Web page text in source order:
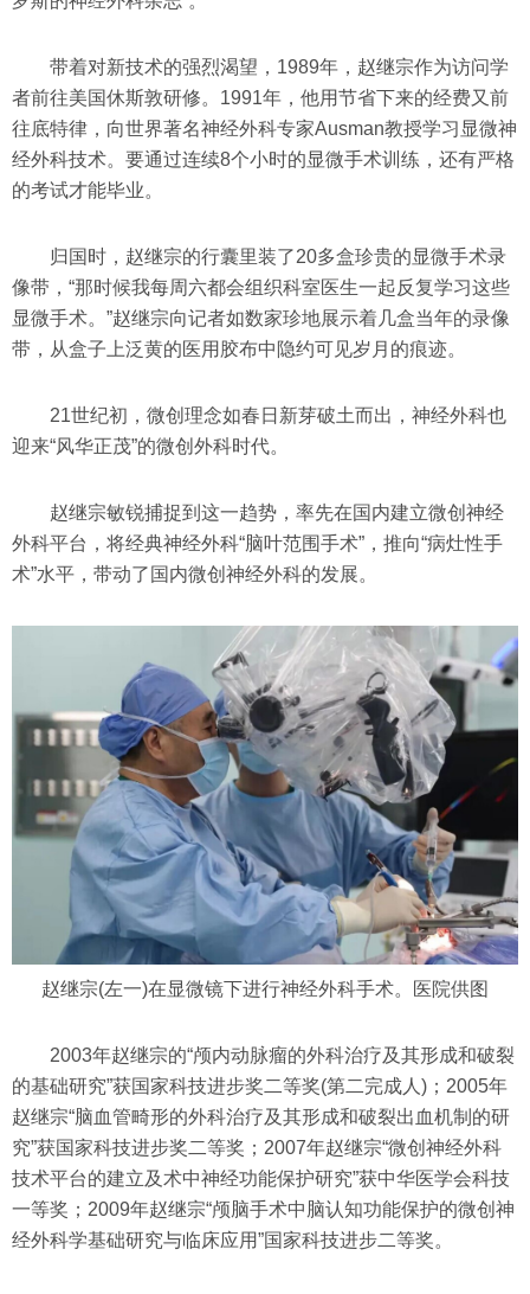
带着对新技术的强烈渴望，1989年，赵继宗作为访问学
者前往美国休斯敦研修。1991年，他用节省下来的经费又前
往底特律，向世界著名神经外科专家Ausman教授学习显微神
经外科技术。要通过连续8个小时的显微手术训练，还有严格
的考试才能毕业。
归国时，赵继宗的行囊里装了20多盒珍贵的显微手术录
像带，“那时候我每周六都会组织科室医生一起反复学习这些
显微手术。”赵继宗向记者如数家珍地展示着几盒当年的录像
带，从盒子上泛黄的医用胶布中隐约可见岁月的痕迹。
21世纪初，微创理念如春日新芽破土而出，神经外科也
迎来“风华正茂”的微创外科时代。
赵继宗敏锐捕捉到这一趋势，率先在国内建立微创神经
外科平台，将经典神经外科“脑叶范围手术”，推向“病灶性手
术”水平，带动了国内微创神经外科的发展。
赵继宗(左一)在显微镜下进行神经外科手术。医院供图
2003年赵继宗的“颅内动脉瘤的外科治疗及其形成和破裂
的基础研究”获国家科技进步奖二等奖(第二完成人)；2005年
赵继宗“脑血管畸形的外科治疗及其形成和破裂出血机制的研
究”获国家科技进步奖二等奖；2007年赵继宗“微创神经外科
技术平台的建立及术中神经功能保护研究”获中华医学会科技
一等奖；2009年赵继宗“颅脑手术中脑认知功能保护的微创神
经外科学基础研究与临床应用”国家科技进步二等奖。